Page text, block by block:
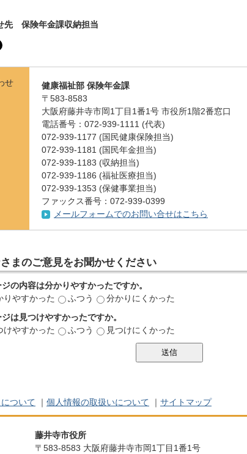
先 保険年金課収納担当
せ
健康福祉部 保険年金課
〒583-8583
大阪府藤井寺市岡1丁目1番1号 市役所1階2番窓口
電話番号：072-939-1111 (代表)
072-939-1177 (国民健康保険担当)
072-939-1181 (国民年金担当)
072-939-1183 (収納担当)
072-939-1186 (福祉医療担当)
072-939-1353 (保健事業担当)
ファックス番号：072-939-0399
メールフォームでのお問い合せはこちら
まのご意見をお聞かせください
の内容は分かりやすかったですか。
りやすかった
ふつう
分かりにくかった
は見つけやすかったですか。
けやすかった
ふつう 見つけにくかった
ついて ｜ 個人情報の取扱いについて ｜ サイトマップ
藤井寺市役所
〒583-8583 大阪府藤井寺市岡1丁目1番1号